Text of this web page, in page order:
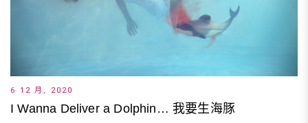
6 12 月, 2020
I Wanna Deliver a Dolphin… 我要生海豚